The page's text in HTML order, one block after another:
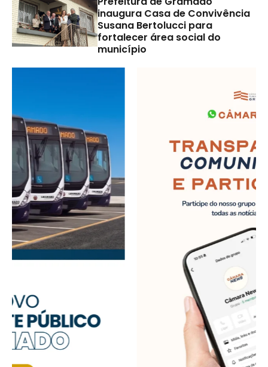
inaugura Casa de Convivência
Susana Bertolucci para
fortalecer área social do
município